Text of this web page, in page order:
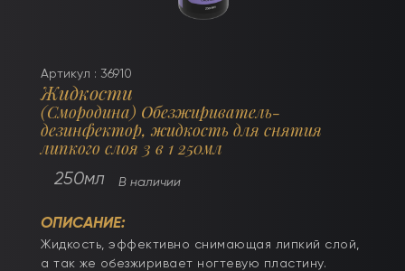
Артикул : 36910
Жидкости
(Смородина) Обезжириватель-
дезинфектор, жидкость для снятия
липкого слоя 3 в 1 250мл
250мл В наличии
ОПИСАНИЕ:
Жидкость, эффективно снимающая липкий слой,
а так же обезжиривает ногтевую пластину.